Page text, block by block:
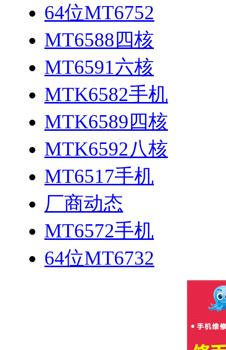
64位MT6752
MT6588四核
MT6591六核
MTK6582手机
MTK6589四核
MTK6592八核
MT6517手机
厂商动态
MT6572手机
64位MT6732